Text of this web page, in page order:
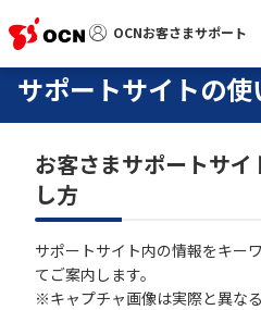
OCNお客さまサポート
OCNお客さまサポート
サポートトップ
サービス名から探す
よくあるご質問
サポートサイトの使
お客さまサポートサ
し方
サポートサイト内の情報をキー
てご案内します。
※キャプチャ画像は実際と異なる